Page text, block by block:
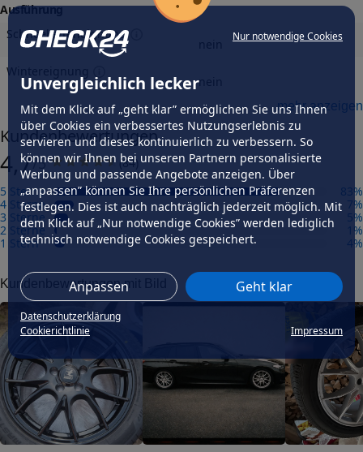
Nur notwendige Cookies
Unvergleichlich lecker
Mit dem Klick auf „geht klar” ermöglichen Sie uns Ihnen
über Cookies ein verbessertes Nutzungserlebnis zu
servieren und dieses kontinuierlich zu verbessern. So
können wir Ihnen bei unseren Partnern personalisierte
Werbung und passende Angebote anzeigen. Über
„anpassen” können Sie Ihre persönlichen Präferenzen
festlegen. Dies ist auch nachträglich jederzeit möglich. Mit
dem Klick auf „Nur notwendige Cookies” werden lediglich
technisch notwendige Cookies gespeichert.
Anpassen Geht klar
Datenschutzerklärung
Cookierichtlinie
Impressum
Ausführung
Schneeketteneignung
Wintereignung
nein
Herstellungsverfahren
gegossen
Präzisionsgrad
mittel
Felgengutachten
Eintragungsfrei
-
Freigabe
Gutachten Link
Fahrzeug wählen und Felgengutachten erhalten
Dimension
Breite (in Zoll)
6,5
Größe (in Zoll)
Einpresstiefe (in mm)
mehr anzeigen
Kundenbewertungen
4,7/5 (84)
5 Sterne
83%
4 Sterne
7%
3 Sterne
5%
2 Sterne
1 %
1 Stern
4%
Kundenbewertungen mit Bild